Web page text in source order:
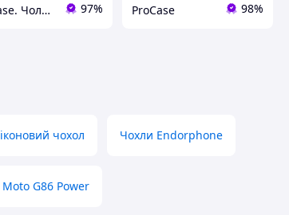
ProCase. Чоловічі чохли 97% ProCase 98%
чохол Чохли Endorphone
G86 Power